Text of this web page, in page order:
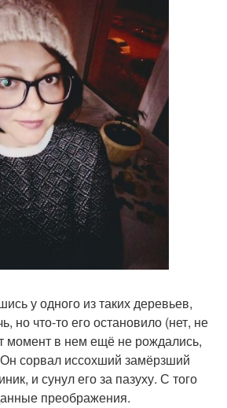
у одного из таких деревьев,
но что-то его остановило (нет, не
момент в нем ещё не рождались,
сорвал иссохший замёрзший
и сунул его за пазуху. С того
преображения.